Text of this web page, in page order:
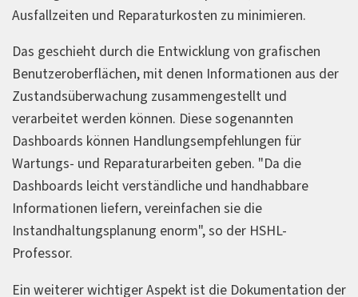
Ausfallzeiten und Reparaturkosten zu minimieren.
Das geschieht durch die Entwicklung von grafischen
Benutzeroberflächen, mit denen Informationen aus der
Zustandsüberwachung zusammengestellt und
verarbeitet werden können. Diese sogenannten
Dashboards können Handlungsempfehlungen für
Wartungs- und Reparaturarbeiten geben. "Da die
Dashboards leicht verständliche und handhabbare
Informationen liefern, vereinfachen sie die
Instandhaltungsplanung enorm", so der HSHL-
Professor.
Ein weiterer wichtiger Aspekt ist die Dokumentation der